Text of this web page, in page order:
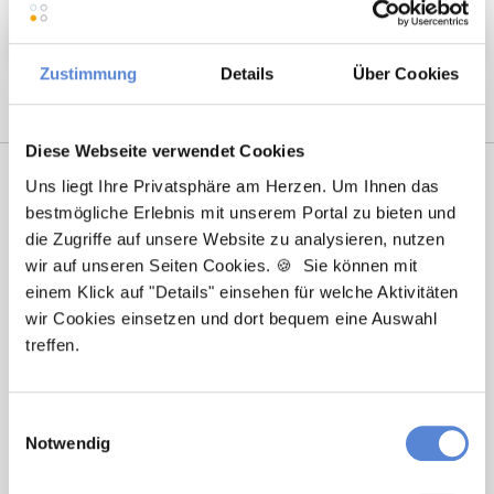
Zustimmung Details Über Cookies
Diese Webseite verwendet Cookies
Uns liegt Ihre Privatsphäre am Herzen. Um Ihnen das
bestmögliche Erlebnis mit unserem Portal zu bieten und
die Zugriffe auf unsere Website zu analysieren, nutzen
wir auf unseren Seiten Cookies. 🍪 Sie können mit
einem Klick auf "Details" einsehen für welche Aktivitäten
wir Cookies einsetzen und dort bequem eine Auswahl
treffen.
Notwendig
Robert Braun
Egal ob Berufsstart oder berufliche Veränderung –